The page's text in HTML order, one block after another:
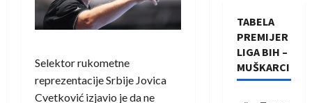
Selektor rukometne
reprezentacije Srbije Jovica
Cvetković izjavio je da ne
TABELA
PREMIJER
LIGA BIH –
MUŠKARCI